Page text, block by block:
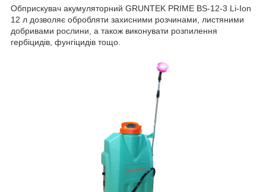
Обприскувач акумуляторний GRUNTEK PRIME BS-12-3 Li-Ion
12 л дозволяє обробляти захисними розчинами, листяними
добривами рослини, а також виконувати розпилення
гербіцидів, фунгіцидів тощо.